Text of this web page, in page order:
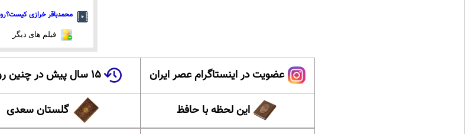
محمدباقر خرازی
فیلم های دیگر
عضویت در اینستاگرام عصر ایران ۱۵ سال پیش در چنین روزی
این لحظه با حافظ گلستان سعدی